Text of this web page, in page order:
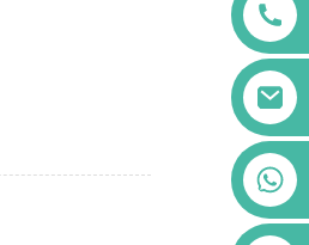
+86 123456789122